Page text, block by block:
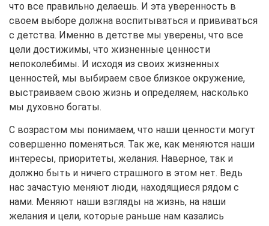
что все правильно делаешь. И эта уверенность в
своем выборе должна воспитываться и прививаться
с детства. Именно в детстве мы уверены, что все
цели достижимы, что жизненные ценности
непоколебимы. И исходя из своих жизненных
ценностей, мы выбираем свое близкое окружение,
выстраиваем свою жизнь и определяем, насколько
мы духовно богаты.
С возрастом мы понимаем, что наши ценности могут
совершенно поменяться. Так же, как меняются наши
интересы, приоритеты, желания. Наверное, так и
должно быть и ничего страшного в этом нет. Ведь
нас зачастую меняют люди, находящиеся рядом с
нами. Меняют наши взгляды на жизнь, на наши
желания и цели, которые раньше нам казались